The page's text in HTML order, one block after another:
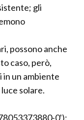
gli
possono anche
caso, però,
in un ambiente
solare.
0');